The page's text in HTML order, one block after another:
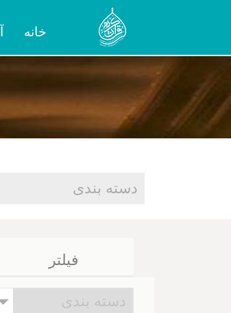
خانه
فیلتر